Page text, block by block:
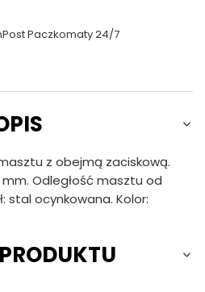
Paczkomaty 24/7
z obejmą zaciskową.
Odległość masztu od
stal ocynkowana. Kolor: